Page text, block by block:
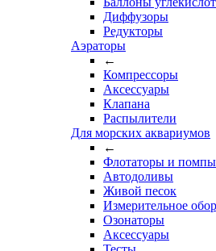
Диффузоры
Редукторы
Аэраторы
←
Компрессоры
Аксессуары
Клапана
Распылители
Для морских аквариумов
←
Флотаторы и помпы
Автодоливы
Живой песок
Измерительное
Озонаторы
Аксессуары